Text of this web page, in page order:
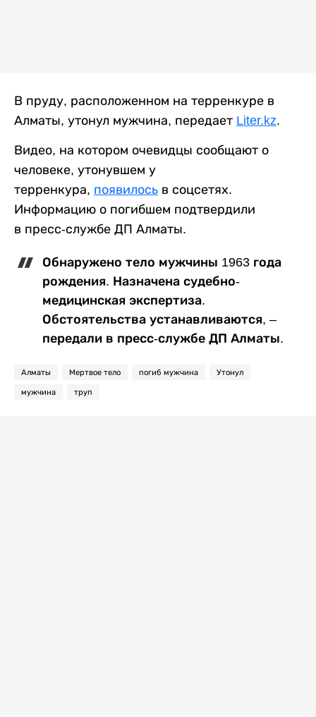
В пруду, расположенном на терренкуре в
Алматы, утонул мужчина, передает Liter.kz.
Видео, на котором очевидцы сообщают о
человеке, утонувшем у
терренкура, появилось в соцсетях.
Информацию о погибшем подтвердили
в пресс-службе ДП Алматы.
Обнаружено тело мужчины 1963 года
рождения. Назначена судебно-
медицинская экспертиза.
Обстоятельства устанавливаются, –
передали в пресс-службе ДП Алматы.
Алматы Мертвое тело погиб мужчина Утонул
мужчина труп